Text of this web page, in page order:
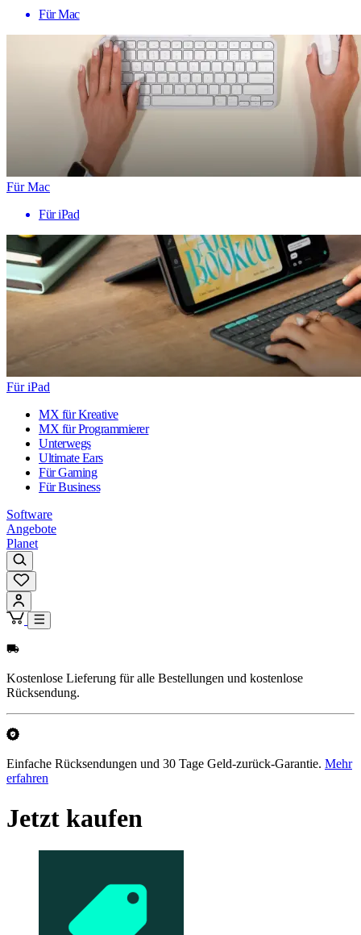
Für Mac
Für Mac
Für iPad
Für iPad
MX für Kreative
MX für Programmierer
Unterwegs
Ultimate Ears
Für Gaming
Für Business
Software
Angebote
Planet
Kostenlose Lieferung für alle Bestellungen und kostenlose
Rücksendung.
Einfache Rücksendungen und 30 Tage Geld-zurück-Garantie. Mehr
erfahren
Jetzt kaufen